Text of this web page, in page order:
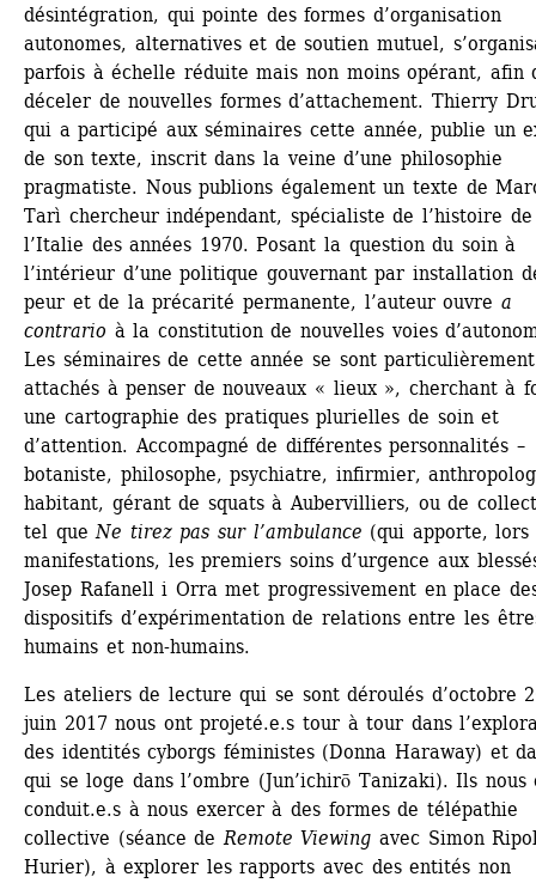
désintégration, qui pointe des formes d’organisation
autonomes, alternatives et de soutien mutuel,
parfois à échelle réduite mais non moins opérant, afin
déceler de nouvelles formes d’attachement. Thierry
qui a participé aux séminaires cette année, publie un
de son texte, inscrit dans la veine d’une philosophie
pragmatiste. Nous publions également un texte de
Tarì chercheur indépendant, spécialiste de l’histoire de
l’Italie des années 1970. Posant la question du soin à
l’intérieur d’une politique gouvernant par installation
peur et de la précarité permanente, l’auteur ouvre a
contrario à la constitution de nouvelles voies
Les séminaires de cette année se sont particulièrement
attachés à penser de nouveaux « lieux », cherchant à
une cartographie des pratiques plurielles de soin et
d’attention. Accompagné de différentes personnalités –
botaniste, philosophe, psychiatre, infirmier,
habitant, gérant de squats à Aubervilliers, ou de
tel que Ne tirez pas sur l’ambulance (qui apporte, lors
manifestations, les premiers soins d’urgence aux
Josep Rafanell i Orra met progressivement en place
dispositifs d’expérimentation de relations entre les
humains et non-humains.
Les ateliers de lecture qui se sont déroulés d’octobre
juin 2017 nous ont projeté.e.s tour à tour dans
des identités cyborgs féministes (Donna Haraway) et
qui se loge dans l’ombre (Jun’ichirō Tanizaki). Ils nous
conduit.e.s à nous exercer à des formes de télépathie
collective (séance de Remote Viewing avec Simon
Hurier), à explorer les rapports avec des entités non